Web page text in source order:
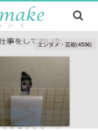
エンタメ・芸能(4536)